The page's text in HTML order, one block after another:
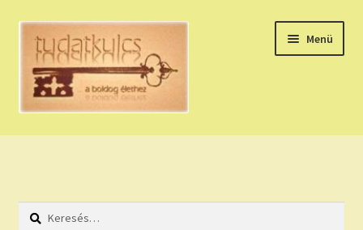
Ugrás
navigációhoz
Kilépés
tartalomba
Menü
HÚZZ EGY KÁRTYÁT!
HOLDNAPTÁR
Keresés: